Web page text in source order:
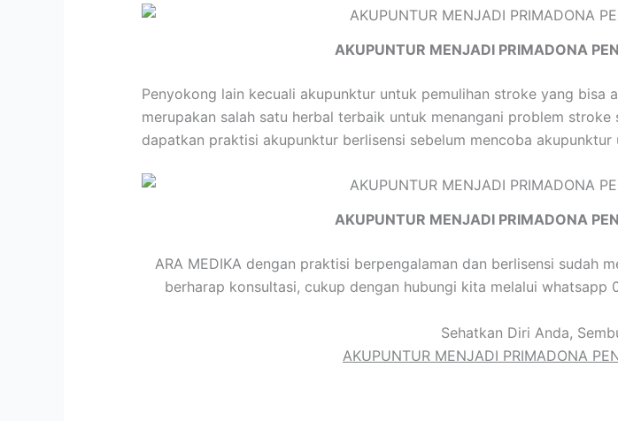
AKUPUNTUR MENJADI PRIMADONA
Penyokong lain kecuali akupunktur untuk pemulihan stroke yang bisa
merupakan salah satu herbal terbaik untuk menangani problem
dapatkan praktisi akupunktur berlisensi sebelum mencoba akupunktur
AKUPUNTUR MENJADI PRIMADONA
ARA MEDIKA dengan praktisi berpengalaman dan berlisensi sudah
berharap konsultasi, cukup dengan hubungi kita melalui
Sehatkan Diri Anda,
AKUPUNTUR MENJADI PRIMADONA